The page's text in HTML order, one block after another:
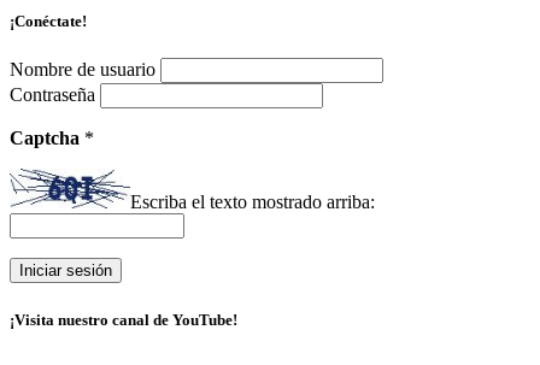
¡Conéctate!
Nombre de usuario
Contraseña
Captcha *
Escriba el texto mostrado arriba:
¡Visita nuestro canal de YouTube!